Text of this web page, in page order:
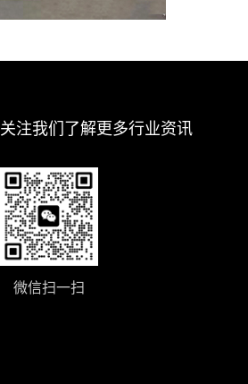
关注我们了解更多行业资讯
微信扫一扫